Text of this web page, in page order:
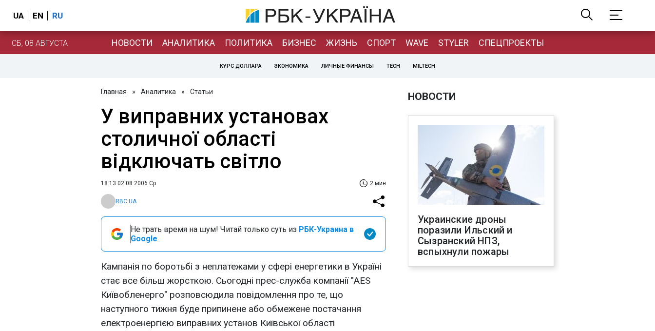
UA EN RU
СБ, 08 АВГУСТА НОВОСТИ АНАЛИТИКА ПОЛИТИКА БИЗНЕС ЖИЗНЬ СПОРТ WAVE STYLER СПЕЦПРОЕКТЫ
КУРС ДОЛЛАРА ЭКОНОМИКА ЛИЧНЫЕ ФИНАНСЫ TECH MILTECH
Главная » Аналитика » Статьи
У виправних установах
столичної області
відключать світло
18:13 02.08.2006 Ср 2 мин
RBC.UA
Не трать время на шум! Читай только суть из РБК-Украина в
Google
Кампанія по боротьбі з неплатежами у сфері енергетики в Україні
стає все більш жорсткою. Сьогодні прес-служба компанії "AES
Київобленерго" розповсюдила повідомлення про те, що
наступного тижня буде припинене або обмежене постачання
електроенергією виправних установ Київської області
НОВОСТИ
Украинские дроны
поразили Ильский и
Сызранский НПЗ,
вспыхнули пожары